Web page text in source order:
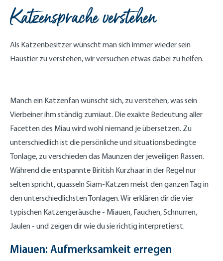
Katzensprache verstehen
Als Katzenbesitzer wünscht man sich immer wieder sein
Haustier zu verstehen, wir versuchen etwas dabei zu helfen.
Manch ein Katzenfan wünscht sich, zu verstehen, was sein
Vierbeiner ihm ständig zumiaut. Die exakte Bedeutung aller
Facetten des Miau wird wohl niemand je übersetzen. Zu
unterschiedlich ist die persönliche und situationsbedingte
Tonlage, zu verschieden das Maunzen der jeweiligen Rassen.
Während die entspannte Biritish Kurzhaar in der Regel nur
selten spricht, quasseln Siam-Katzen meist den ganzen Tag in
den unterschiedlichsten Tonlagen. Wir erklären dir die vier
typischen Katzengeräusche - Miauen, Fauchen, Schnurren,
Jaulen - und zeigen dir wie du sie richtig interpretierst.
Miauen: Aufmerksamkeit erregen